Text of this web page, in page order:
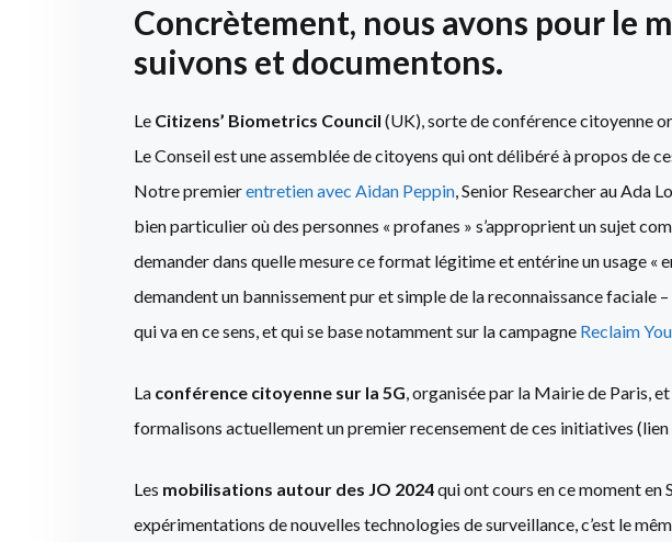
Concrètement, nous avons pour le
suivons et documentons.
Le Citizens’ Biometrics Council (UK), sorte de conférence citoyenne
Le Conseil est une assemblée de citoyens qui ont délibéré à propos de
Notre premierentretien avec Aidan Peppin , Senior Researcher au Ada
bien particulier où des personnes « profanes » s’approprient un sujet
demander dans quelle mesure ce format légitime et entérine un usage
demandent un bannissement pur et simple de la reconnaissance faciale
qui va en ce sens, et qui se base notamment sur la campagne Reclaim
La conférence citoyenne sur la 5G , organisée par la Mairie de Paris,
formalisons actuellement un premier recensement de ces initiatives (lien
Les mobilisations autour des JO 2024qui ont cours en ce moment en
expérimentations de nouvelles technologies de surveillance, c’est le